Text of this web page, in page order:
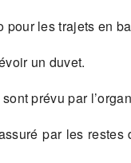
pour les trajets en
un duvet.
prévu par
par les restes